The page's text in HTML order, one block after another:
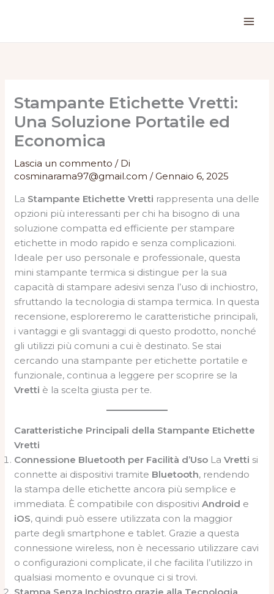
Stampante Etichette Vretti:
Una Soluzione Portatile ed
Economica
Lascia un commento / Di
cosminarama97@gmail.com/Gennaio 6, 2025
La Stampante Etichette Vretti rappresenta una delle
opzioni più interessanti per chi ha bisogno di una
soluzione compatta ed efficiente per stampare
etichette in modo rapido e senza complicazioni.
Ideale per uso personale e professionale, questa
mini stampante termica si distingue per la sua
capacità di stampare adesivi senza l’uso di inchiostro,
sfruttando la tecnologia di stampa termica. In questa
recensione, esploreremo le caratteristiche principali,
i vantaggi e gli svantaggi di questo prodotto, nonché
gli utilizzi più comuni a cui è destinato. Se stai
cercando una stampante per etichette portatile e
funzionale, continua a leggere per scoprire se la
Vretti è la scelta giusta per te.
Caratteristiche Principali della Stampante Etichette
Vretti
Connessione Bluetooth per Facilità d’Uso LaVretti si
connette ai dispositivi tramite Bluetooth, rendendo
la stampa delle etichette ancora più semplice e
immediata. È compatibile con dispositiviAndroid e
iOS, quindi può essere utilizzata con la maggior
parte degli smartphone e tablet. Grazie a questa
connessione wireless, non è necessario utilizzare cavi
o configurazioni complicate, il che facilita l’utilizzo in
qualsiasi momento e ovunque ci si trovi.
Stampa Senza Inchiostro grazie alla Tecnologia